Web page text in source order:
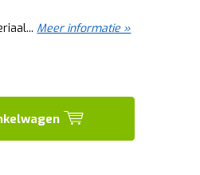
Meer informatie »